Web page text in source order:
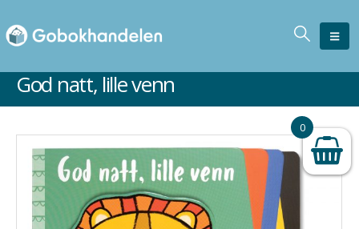
God natt, lille venn
0